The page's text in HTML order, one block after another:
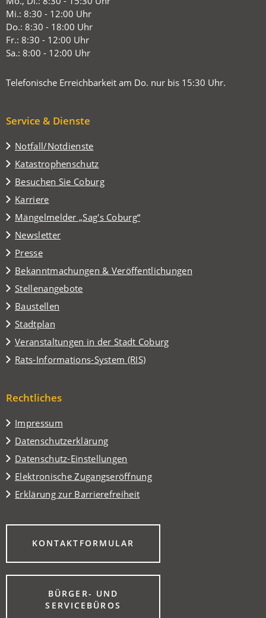
einem
neuen
Tab)
Mi.: 8:30 - 12:00 Uhr
Do.: 8:30 - 18:00 Uhr
Fr.: 8:30 - 12:00 Uhr
Sa.: 8:00 - 12:00 Uhr
Telefonische Erreichbarkeit am Do. nur bis 15:30 Uhr.
Service & Dienste
Notfall/Notdienste
Katastrophenschutz
Besuchen Sie Coburg
(Öffnet
in
einem
neuen
Tab)
Karriere
Mängelmelder „Sag's Coburg“
(Öffnet
in
einem
neuen
Tab)
Newsletter
Presse
Bekanntmachungen & Veröffentlichungen
Stellenangebote
Baustellen
Stadtplan
(Öffnet
in
einem
neuen
Veranstaltungen in der Stadt Coburg
(Öffnet
in
einem
Tab)
Rats-Informations-System (RIS)
(Öffnet
neuen
Rechtliches
Impressum
Datenschutzerklärung
Datenschutz-Einstellungen
Elektronische Zugangseröffnung
Erklärung zur Barrierefreiheit
KONTAKTFORMULAR
(ÖFFNET
EINEM
NEUEN
BÜRGER- UND
SERVICEBÜROS
(ÖFFNET